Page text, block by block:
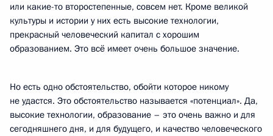
или какие-то второстепенные, совсем нет. Кроме великой
культуры и истории у них есть высокие технологии,
прекрасный человеческий капитал с хорошим
образованием. Это всё имеет очень большое значение.
Но есть одно обстоятельство, обойти которое никому
не удастся. Это обстоятельство называется «потенциал». Да,
высокие технологии, образование – это очень важно и для
сегодняшнего дня, и для будущего, и качество человеческого